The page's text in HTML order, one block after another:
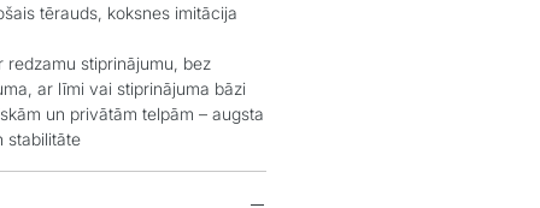
tērauds, koksnes imitācija
redzamu stiprinājumu, bez
ar līmi vai stiprinājuma bāzi
un privātām telpām – augsta
stabilitāte